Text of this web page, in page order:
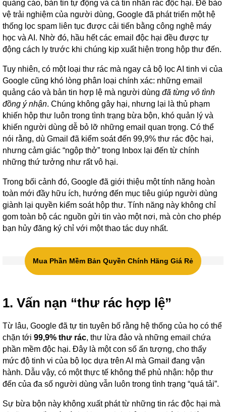
quảng cáo, bản tin tự động và cả tin nhắn rác độc hại. Để bảo
vệ trải nghiệm của người dùng, Google đã phát triển một hệ
thống lọc spam liên tục được cải tiến bằng công nghệ máy
học và AI. Nhờ đó, hầu hết các email độc hại đều được tự
động cách ly trước khi chúng kịp xuất hiện trong hộp thư đến.
Tuy nhiên, có một loại thư rác mà ngay cả bộ lọc AI tinh vi của
Google cũng khó lòng phân loại chính xác: những email
quảng cáo và bản tin hợp lệ mà người dùng đã từng vô tình
đồng ý nhận. Chúng không gây hại, nhưng lại là thủ phạm
khiến hộp thư luôn trong tình trạng bừa bộn, khó quản lý và
khiến người dùng dễ bỏ lỡ những email quan trọng. Có thể
nói rằng, dù Gmail đã kiểm soát đến 99,9% thư rác độc hại,
nhưng cảm giác “ngộp thở” trong Inbox lại đến từ chính
những thứ tưởng như rất vô hại.
Trong bối cảnh đó, Google đã giới thiệu một tính năng hoàn
toàn mới đầy hữu ích, hướng đến mục tiêu giúp người dùng
giành lại quyền kiểm soát hộp thư. Tính năng này không chỉ
gom toàn bộ các nguồn gửi tin vào một nơi, mà còn cho phép
bạn hủy đăng ký chỉ với một thao tác duy nhất.
Mua Phần Mềm Bản Quyền Chính Hãng Giá Rẻ
1. Vấn nạn “thư rác hợp lệ”
Từ lâu, Google đã tự tin tuyên bố rằng hệ thống của họ có thể
chặn tới 99,9% thư rác, thư lừa đảo và những email chứa
phần mềm độc hại. Đây là một con số ấn tượng, cho thấy
mức độ tinh vi của bộ lọc dựa trên AI mà Gmail đang vận
hành. Dẫu vậy, có một thực tế không thể phủ nhận: hộp thư
đến của đa số người dùng vẫn luôn trong tình trạng “quá tải”.
Sự bừa bộn này không xuất phát từ những tin rác độc hại mà